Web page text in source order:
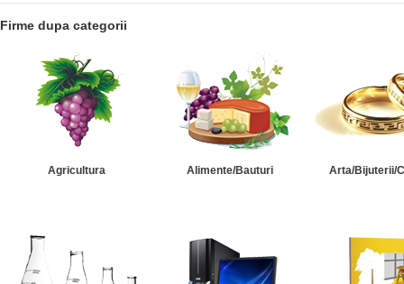
Firme dupa categorii
Agricultura Alimente/Bauturi Arta/Bijuterii/